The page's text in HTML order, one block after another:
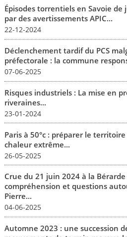
Épisodes torrentiels en Savoie
par des avertissements APIC...
22-12-2024
Déclenchement tardif du PCS
préfectorale : la commune
07-06-2025
Risques industriels : La mise en
riveraines...
23-01-2024
Paris à 50°c : préparer le
chaleur extrême...
26-05-2025
Crue du 21 juin 2024 à la
compréhension et questions
Pierre...
04-06-2025
Automne 2023 : une succession